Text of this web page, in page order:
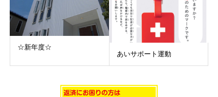
☆新年度☆
あいサポート運動